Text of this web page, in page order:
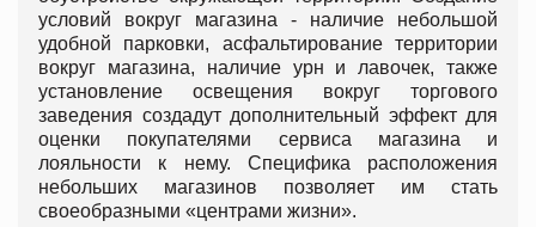
условий вокруг магазина - наличие небольшой
удобной парковки, асфальтирование территории
вокруг магазина, наличие урн и лавочек, также
установление освещения вокруг торгового
заведения создадут дополнительный эффект для
оценки покупателями сервиса магазина и
лояльности к нему. Специфика расположения
небольших магазинов позволяет им стать
своеобразными «центрами жизни».